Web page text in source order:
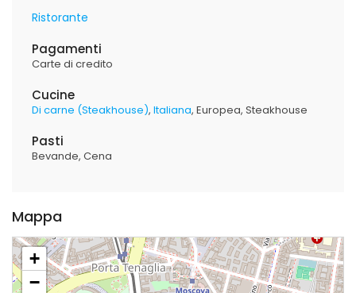
Ristorante
Pagamenti
Carte di credito
Cucine
Di carne (Steakhouse) Italiana Europea Steakhouse
Pasti
Bevande Cena
Mappa
+
−